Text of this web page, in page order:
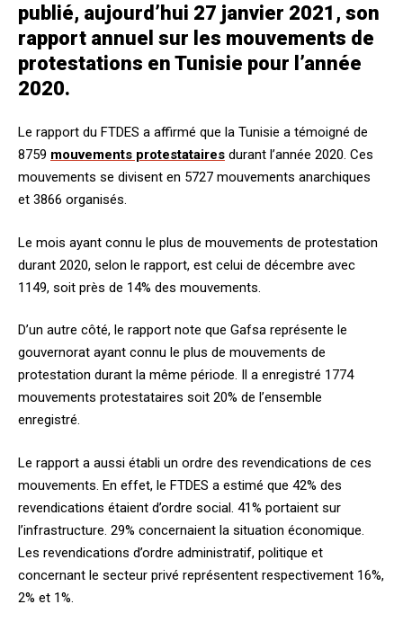
publié, aujourd’hui 27 janvier 2021, son
rapport annuel sur les mouvements de
protestations en Tunisie pour l’année
2020.
Le rapport du FTDES a affirmé que la Tunisie a témoigné de
8759 mouvements protestataires durant l’année 2020. Ces
mouvements se divisent en 5727 mouvements anarchiques
et 3866 organisés.
Le mois ayant connu le plus de mouvements de protestation
durant 2020, selon le rapport, est celui de décembre avec
1149, soit près de 14% des mouvements.
D’un autre côté, le rapport note que Gafsa représente le
gouvernorat ayant connu le plus de mouvements de
protestation durant la même période. Il a enregistré 1774
mouvements protestataires soit 20% de l’ensemble
enregistré.
Le rapport a aussi établi un ordre des revendications de ces
mouvements. En effet, le FTDES a estimé que 42% des
revendications étaient d’ordre social. 41% portaient sur
l’infrastructure. 29% concernaient la situation économique.
Les revendications d’ordre administratif, politique et
concernant le secteur privé représentent respectivement 16%,
2% et 1%.